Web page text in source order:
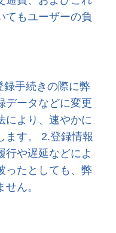
てもユーザーの負
録手続きの際に弊
データなどに変更
により、速やかに
ます。 2.登録情報
行や遅延などによ
ったとしても、弊
ん。